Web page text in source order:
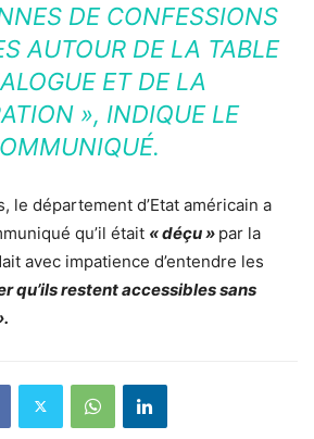
DE CONFESSIONS
AUTOUR DE LA TABLE
ET DE LA
», INDIQUE LE
le département d’Etat américain a
qu’il était « déçu » par la
avec impatience d’entendre les
qu’ils restent accessibles sans